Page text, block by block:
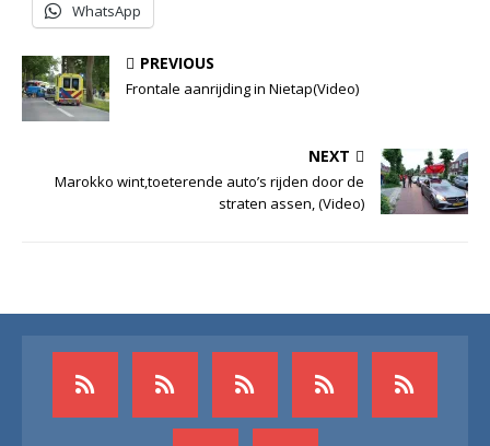
WhatsApp
PREVIOUS
Frontale aanrijding in Nietap(Video)
NEXT
Marokko wint,toeterende auto’s rijden door de
straten assen, (Video)